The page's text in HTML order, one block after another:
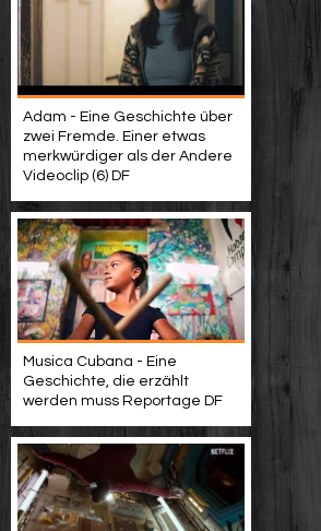
Adam - Eine Geschichte über
zwei Fremde. Einer etwas
merkwürdiger als der Andere
Videoclip (6) DF
Musica Cubana - Eine
Geschichte, die erzählt
werden muss Reportage DF